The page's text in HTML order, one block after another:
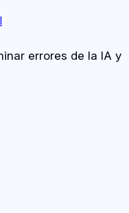
errores de la IA y